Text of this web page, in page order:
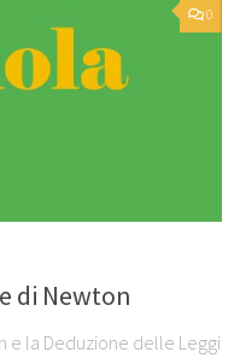
0
di Newton
e la Deduzione delle Leggi